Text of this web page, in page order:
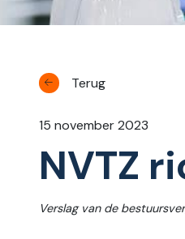
Terug
15 november 2023
NVTZ
Verslag van de